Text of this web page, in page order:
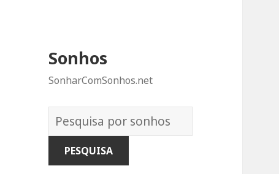
Sonhos
SonharComSonhos.net
Dicionário
dos
Sonhos: